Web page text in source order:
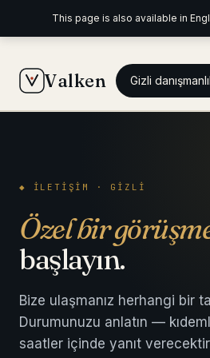
This page is also available in
Valken Gizli
Ekibimiz
Bilgi
◆ SABIT FIYATLI HIZMETLER
◆ İLETIŞIM · GIZLI
Özel bir
başlayın.
Bize ulaşmanız herhangi bir
Durumunuzu anlatın —
saatler içinde yanıt